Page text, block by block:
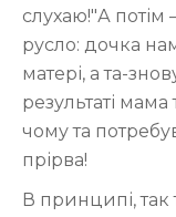
слухаю!"А потім
русло: дочка
матері, а та-
результаті мама
чому та
прірва!
В принципі, так